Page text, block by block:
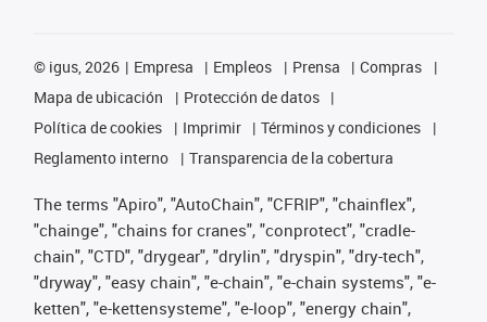
© igus, 2026 Empresa Empleos Prensa
Compras
Mapa de ubicación
Protección de datos
Política de cookies
Imprimir
Términos y condiciones
Reglamento interno
Transparencia de la cobertura
The terms "Apiro", "AutoChain", "CFRIP", "chainflex",
"chainge", "chains for cranes", "conprotect", "cradle-
chain", "CTD", "drygear", "drylin", "dryspin", "dry-tech",
"dryway", "easy chain", "e-chain", "e-chain systems", "e-
ketten", "e-kettensysteme", "e-loop", "energy chain",